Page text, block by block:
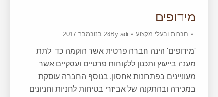
מידופים
חברות ובעלי מקצוע By adi 28 בנובמבר 2017
'מידופים' הינה חברה פרטית אשר הוקמה כדי לתת
מענה בייעוץ ותכנון ללקוחות פרטיים ועסקיים אשר
מעוניינים בפתרונות אחסון. בנוסף החברה עוסקת
במכירה ובהתקנה של אביזרי בטיחות לחניות וחניונים